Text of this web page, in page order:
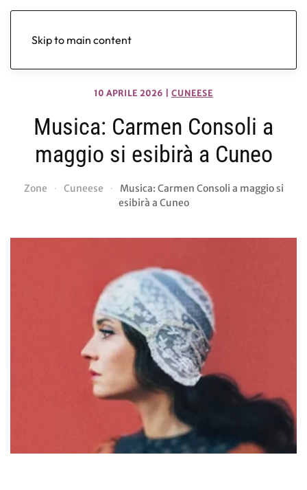
Skip to main content
10 APRILE 2026 CUNEESE
Musica: Carmen Consoli a
maggio si esibirà a Cuneo
Zone Cuneese
Musica: Carmen Consoli a maggio si
esibirà a Cuneo